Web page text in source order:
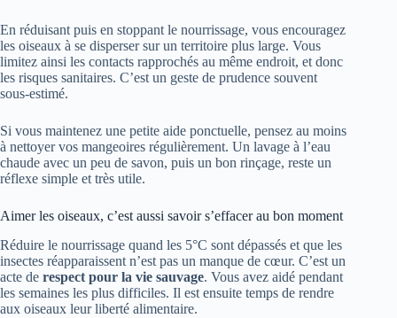
En réduisant puis en stoppant le nourrissage, vous encouragez
les oiseaux à se disperser sur un territoire plus large. Vous
limitez ainsi les contacts rapprochés au même endroit, et donc
les risques sanitaires. C’est un geste de prudence souvent
sous-estimé.
Si vous maintenez une petite aide ponctuelle, pensez au moins
à nettoyer vos mangeoires régulièrement. Un lavage à l’eau
chaude avec un peu de savon, puis un bon rinçage, reste un
réflexe simple et très utile.
Aimer les oiseaux, c’est aussi savoir s’effacer au bon moment
Réduire le nourrissage quand les 5°C sont dépassés et que les
insectes réapparaissent n’est pas un manque de cœur. C’est un
acte de respect pour la vie sauvage. Vous avez aidé pendant
les semaines les plus difficiles. Il est ensuite temps de rendre
aux oiseaux leur liberté alimentaire.